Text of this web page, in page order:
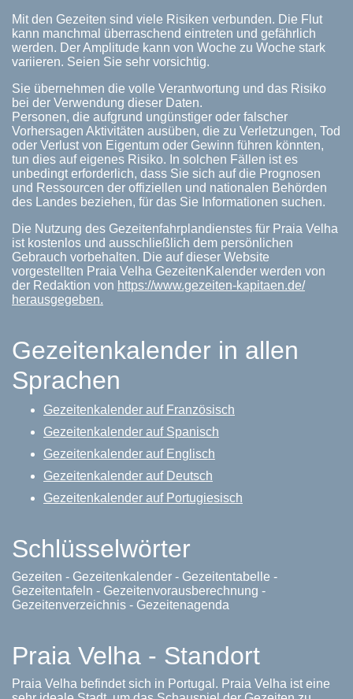
Mit den Gezeiten sind viele Risiken verbunden. Die Flut
kann manchmal überraschend eintreten und gefährlich
werden. Der Amplitude kann von Woche zu Woche stark
variieren. Seien Sie sehr vorsichtig.
Sie übernehmen die volle Verantwortung und das Risiko
bei der Verwendung dieser Daten.
Personen, die aufgrund ungünstiger oder falscher
Vorhersagen Aktivitäten ausüben, die zu Verletzungen, Tod
oder Verlust von Eigentum oder Gewinn führen könnten,
tun dies auf eigenes Risiko. In solchen Fällen ist es
unbedingt erforderlich, dass Sie sich auf die Prognosen
und Ressourcen der offiziellen und nationalen Behörden
des Landes beziehen, für das Sie Informationen suchen.
Die Nutzung des Gezeitenfahrplandienstes für Praia Velha
ist kostenlos und ausschließlich dem persönlichen
Gebrauch vorbehalten. Die auf dieser Website
vorgestellten Praia Velha GezeitenKalender werden von
der Redaktion von https://www.gezeiten-kapitaen.de/
herausgegeben.
Gezeitenkalender in allen
Sprachen
Gezeitenkalender auf Französisch
Gezeitenkalender auf Spanisch
Gezeitenkalender auf Englisch
Gezeitenkalender auf Deutsch
Gezeitenkalender auf Portugiesisch
Schlüsselwörter
Gezeiten - Gezeitenkalender - Gezeitentabelle -
Gezeitentafeln - Gezeitenvorausberechnung -
Gezeitenverzeichnis - Gezeitenagenda
Praia Velha - Standort
Praia Velha befindet sich in Portugal. Praia Velha ist eine